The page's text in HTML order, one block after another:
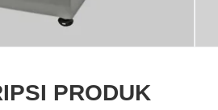
PRODUK